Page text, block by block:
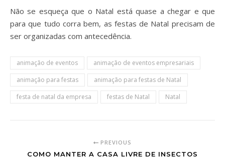
Não se esqueça que o Natal está quase a chegar e que
para que tudo corra bem, as festas de Natal precisam de
ser organizadas com antecedência.
animação de eventos
animação de eventos empresariais
animação para festas
animação para festas de Natal
festa de natal da empresa
festas de Natal Natal
PREVIOUS
COMO MANTER A CASA LIVRE DE INSECTOS